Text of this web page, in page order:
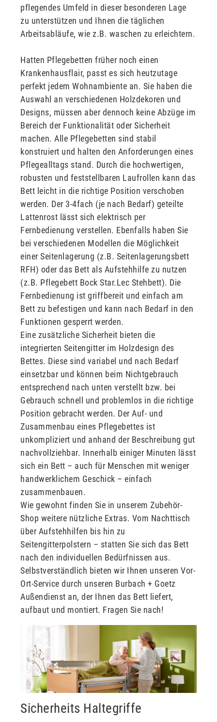
pflegendes Umfeld in dieser besonderen Lage
zu unterstützen und Ihnen die täglichen
Arbeitsabläufe, wie z.B. waschen zu erleichtern.
Hatten Pflegebetten früher noch einen
Krankenhausflair, passt es sich heutzutage
perfekt jedem Wohnambiente an. Sie haben die
Auswahl an verschiedenen Holzdekoren und
Designs, müssen aber dennoch keine Abzüge im
Bereich der Funktionalität oder Sicherheit
machen. Alle Pflegebetten sind stabil
konstruiert und halten den Anforderungen eines
Pflegealltags stand. Durch die hochwertigen,
robusten und feststellbaren Laufrollen kann das
Bett leicht in die richtige Position verschoben
werden. Der 3-4fach (je nach Bedarf) geteilte
Lattenrost lässt sich elektrisch per
Fernbedienung verstellen. Ebenfalls haben Sie
bei verschiedenen Modellen die Möglichkeit
einer Seitenlagerung (z.B. Seitenlagerungsbett
RFH) oder das Bett als Aufstehhilfe zu nutzen
(z.B. Pflegebett Bock Star.Lec Stehbett). Die
Fernbedienung ist griffbereit und einfach am
Bett zu befestigen und kann nach Bedarf in den
Funktionen gesperrt werden.
Eine zusätzliche Sicherheit bieten die
integrierten Seitengitter im Holzdesign des
Bettes. Diese sind variabel und nach Bedarf
einsetzbar und können beim Nichtgebrauch
entsprechend nach unten verstellt bzw. bei
Gebrauch schnell und problemlos in die richtige
Position gebracht werden. Der Auf- und
Zusammenbau eines Pflegebettes ist
unkompliziert und anhand der Beschreibung gut
nachvollziehbar. Innerhalb einiger Minuten lässt
sich ein Bett – auch für Menschen mit weniger
handwerklichem Geschick – einfach
zusammenbauen.
Wie gewohnt finden Sie in unserem Zubehör-
Shop weitere nützliche Extras. Vom Nachttisch
über Aufstehhilfen bis hin zu
Seitengitterpolstern – statten Sie sich das Bett
nach den individuellen Bedürfnissen aus.
Selbstverständlich bieten wir Ihnen unseren Vor-
Ort-Service durch unseren Burbach + Goetz
Außendienst an, der Ihnen das Bett liefert,
aufbaut und montiert. Fragen Sie nach!
Sicherheits Haltegriffe